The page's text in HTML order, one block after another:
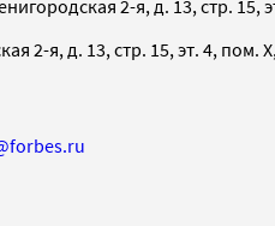
2-я, д. 13, стр. 15,
2-я, д. 13, стр. 15, эт. 4, пом.